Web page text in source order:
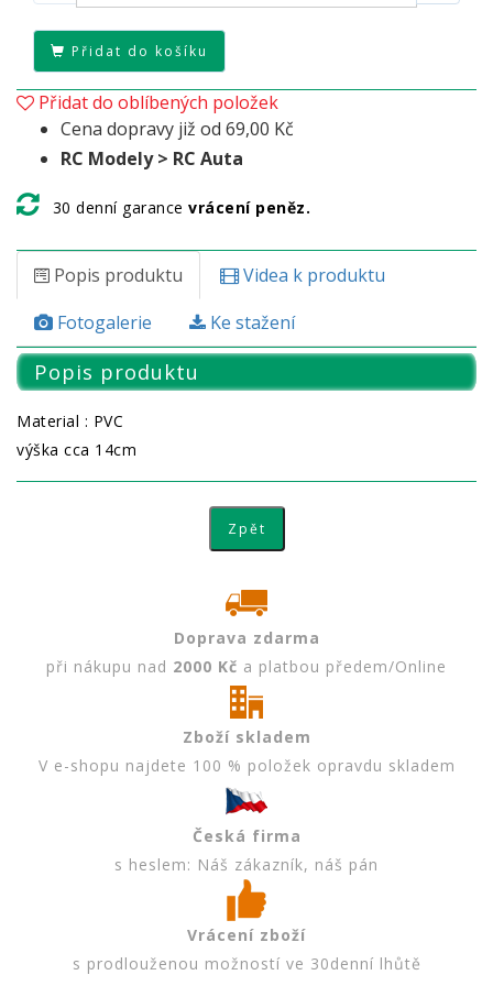
Přidat do košíku
Přidat do oblíbených položek
Cena dopravy již od 69,00 Kč
RC Modely > RC Auta
30 denní garance vrácení peněz.
Popis produktu
Videa k produktu
Fotogalerie
Ke stažení
Popis produktu
Material : PVC
výška cca 14cm
Doprava zdarma
při nákupu nad 2000 Kč a platbou předem/Online
Zboží skladem
V e-shopu najdete 100 % položek opravdu skladem
Česká firma
s heslem: Náš zákazník, náš pán
Vrácení zboží
s prodlouženou možností ve 30denní lhůtě